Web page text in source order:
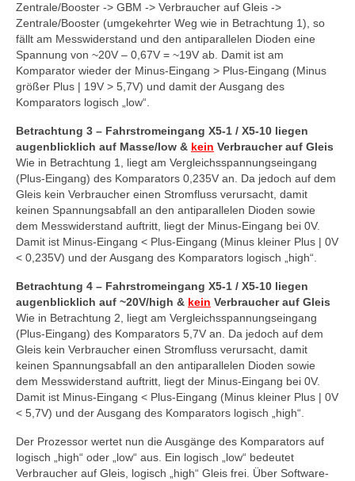
Zentrale/Booster -> GBM -> Verbraucher auf Gleis ->
Zentrale/Booster (umgekehrter Weg wie in Betrachtung 1), so
fällt am Messwiderstand und den antiparallelen Dioden eine
Spannung von ~20V – 0,67V = ~19V ab. Damit ist am
Komparator wieder der Minus-Eingang > Plus-Eingang (Minus
größer Plus | 19V > 5,7V) und damit der Ausgang des
Komparators logisch „low“.
Betrachtung 3 – Fahrstromeingang X5-1 / X5-10 liegen
augenblicklich auf Masse/low & kein Verbraucher auf Gleis
Wie in Betrachtung 1, liegt am Vergleichsspannungseingang
(Plus-Eingang) des Komparators 0,235V an. Da jedoch auf dem
Gleis kein Verbraucher einen Stromfluss verursacht, damit
keinen Spannungsabfall an den antiparallelen Dioden sowie
dem Messwiderstand auftritt, liegt der Minus-Eingang bei 0V.
Damit ist Minus-Eingang < Plus-Eingang (Minus kleiner Plus | 0V
< 0,235V) und der Ausgang des Komparators logisch „high“.
Betrachtung 4 – Fahrstromeingang X5-1 / X5-10 liegen
augenblicklich auf ~20V/high & kein Verbraucher auf Gleis
Wie in Betrachtung 2, liegt am Vergleichsspannungseingang
(Plus-Eingang) des Komparators 5,7V an. Da jedoch auf dem
Gleis kein Verbraucher einen Stromfluss verursacht, damit
keinen Spannungsabfall an den antiparallelen Dioden sowie
dem Messwiderstand auftritt, liegt der Minus-Eingang bei 0V.
Damit ist Minus-Eingang < Plus-Eingang (Minus kleiner Plus | 0V
< 5,7V) und der Ausgang des Komparators logisch „high“.
Der Prozessor wertet nun die Ausgänge des Komparators auf
logisch „high“ oder „low“ aus. Ein logisch „low“ bedeutet
Verbraucher auf Gleis, logisch „high“ Gleis frei. Über Software-